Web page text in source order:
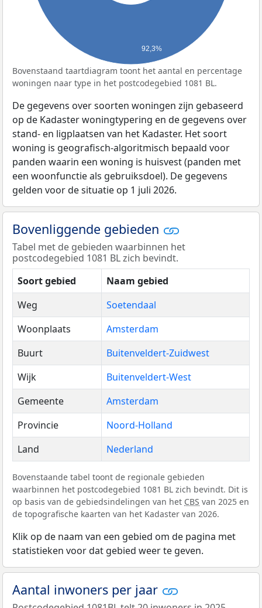
92,3%
Bovenstaand taartdiagram toont het aantal en percentage
woningen naar type in het postcodegebied 1081 BL.
De gegevens over soorten woningen zijn gebaseerd
op de Kadaster woningtypering en de gegevens over
stand- en ligplaatsen van het Kadaster. Het soort
woning is geografisch-algoritmisch bepaald voor
panden waarin een woning is huisvest (panden met
een woonfunctie als gebruiksdoel). De gegevens
gelden voor de situatie op 1 juli 2026.
Bovenliggende gebieden
Tabel met de gebieden waarbinnen het
postcodegebied 1081 BL zich bevindt.
Soort gebied
Naam gebied
Weg
Soetendaal
Woonplaats
Amsterdam
Buurt
Buitenveldert-Zuidwest
Wijk
Buitenveldert-West
Gemeente
Amsterdam
Provincie
Noord-Holland
Land
Nederland
Bovenstaande tabel toont de regionale gebieden
waarbinnen het postcodegebied 1081 BL zich bevindt. Dit is
op basis van de gebiedsindelingen van het CBS van 2025 en
de topografische kaarten van het Kadaster van 2026.
Klik op de naam van een gebied om de pagina met
statistieken voor dat gebied weer te geven.
Aantal inwoners per jaar